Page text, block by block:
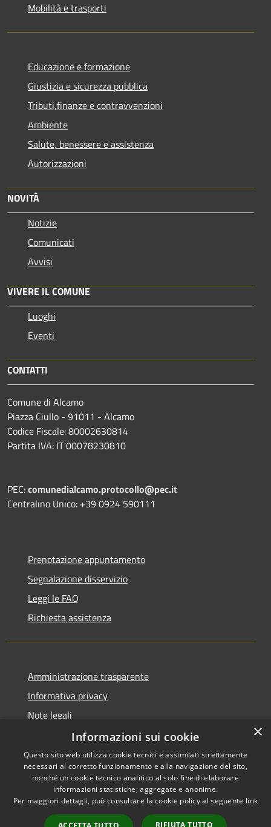
Mobilità e trasporti
Educazione e formazione
Giustizia e sicurezza pubblica
Tributi,finanze e contravvenzioni
Ambiente
Salute, benessere e assistenza
Autorizzazioni
NOVITÀ
Notizie
Comunicati
Avvisi
VIVERE IL COMUNE
Luoghi
Eventi
CONTATTI
Comune di Alcamo
Piazza Ciullo - 91011 - Alcamo
Codice Fiscale: 80002630814
Partita IVA: IT 00078230810
PEC:comunedialcamo.protocollo@pec.it
Centralino Unico: +39 0924 590111
Prenotazione appuntamento
Segnalazione disservizio
Leggi le FAQ
Richiesta assistenza
Amministrazione trasparente
Informativa privacy
Note legali
Dichiarazione di accessibilità
RSS
Copyright © 2026 • Comune di
×
Informazioni sui cookie
Questo sito web utilizza cookie tecnici e assimilati strettamente
necessari al corretto funzionamento e alla navigazione del sito,
nonché un cookie tecnico analitico al solo fine di elaborare
informazioni statistiche, aggregate e anonime.
Per maggiori dettagli, può consultare la cookie policy al seguente link
RIFIUTA TUTTO